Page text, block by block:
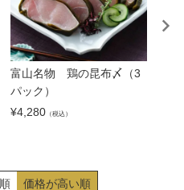
富山名物 鶏の昆布〆（3
パック）
¥4,280 （税込）
価格が高い順